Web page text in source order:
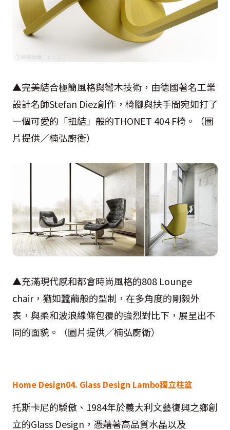
▲完美結合極簡風格與彎木技術，由德國著名工業
設計名師Stefan Diez創作，椅腳與扶手間宛如打了
一個可愛的「扭結」般的THONET 404 F椅。（圖
片提供／楠弘廚衛）
▲充滿現代感和都會時尚風格的808 Lounge
chair，猶如蠶繭般的型制，在多角度的剛毅外
表，與柔和波浪線條包覆的強烈對比下，展呈出不
同的面貌。（圖片提供／楠弘廚衛）
Home Design04. Glass Design Lambo獨立柱盆
托斯卡尼的驕傲、1984年於義大利文藝復興之鄉創
立的Glass Design，憑藉著高品質水晶以及